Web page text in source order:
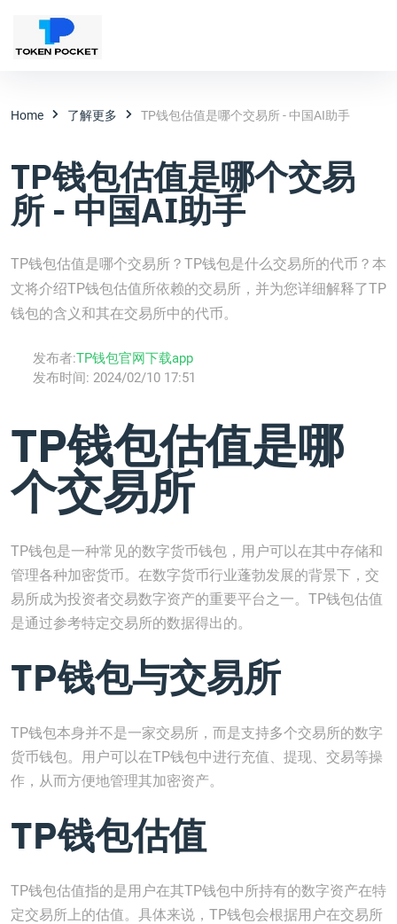
Home 了解更多 TP钱包估值是哪个交易所 - 中国AI助手
TP钱包估值是哪个交易
所 - 中国AI助手
TP钱包估值是哪个交易所？TP钱包是什么交易所的代币？本
文将介绍TP钱包估值所依赖的交易所，并为您详细解释了TP
钱包的含义和其在交易所中的代币。
发布者:TP钱包官网下载app
发布时间: 2024/02/10 17:51
TP钱包估值是哪
个交易所
TP钱包是一种常见的数字货币钱包，用户可以在其中存储和
管理各种加密货币。在数字货币行业蓬勃发展的背景下，交
易所成为投资者交易数字资产的重要平台之一。TP钱包估值
是通过参考特定交易所的数据得出的。
TP钱包与交易所
TP钱包本身并不是一家交易所，而是支持多个交易所的数字
货币钱包。用户可以在TP钱包中进行充值、提现、交易等操
作，从而方便地管理其加密资产。
TP钱包估值
TP钱包估值指的是用户在其TP钱包中所持有的数字资产在特
定交易所上的估值。具体来说，TP钱包会根据用户在交易所